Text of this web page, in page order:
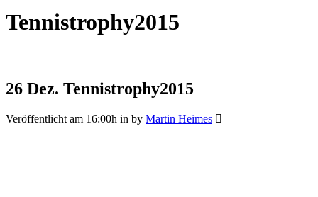
Tennistrophy2015
26 Dez. Tennistrophy2015
Veröffentlicht am 16:00h in by Martin Heimes